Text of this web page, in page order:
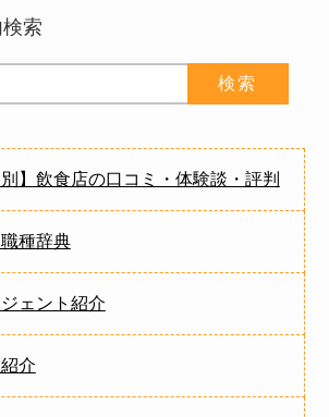
索
別】飲食店の口コミ・体験談・評判
種辞典
ェント紹介
介